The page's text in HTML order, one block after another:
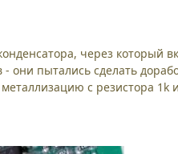
через
они пытались сделать
с резистора 1k